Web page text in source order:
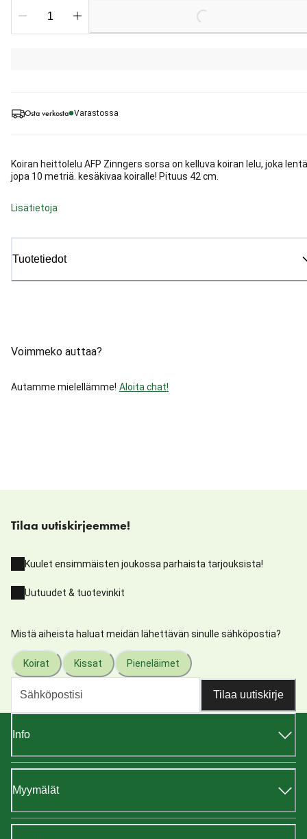
Osta verkosta Varastossa
Koiran heittolelu AFP Zinngers sorsa on kelluva koiran lelu, joka
jopa 10 metriä. kesäkivaa koiralle! Pituus 42 cm.
Lisätietoja
Tuotetiedot
Voimmeko auttaa?
Autamme mielellämme! Aloita chat!
Loading...
Tilaa uutiskirjeemme!
Kuulet ensimmäisten joukossa parhaista tarjouksista!
Uutuudet & tuotevinkit
Mistä aiheista haluat meidän lähettävän sinulle sähköpostia?
Koirat Kissat Pieneläimet
Tilaa uutiskirje
Info
Myymälät